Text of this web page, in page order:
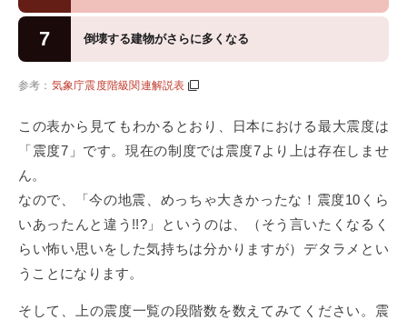
7 倒壊する建物がさらに多くなる
参考： 気象庁震度階級関連解説表
この表から見てもわかるとおり、日本における最大震度は
「震度7」です。現在の制度では震度7より上は存在しませ
ん。
なので、「今の地震、めっちゃ大きかったな！震度10くら
いあったんと違う!!?」というのは、（そう言いたくなるく
らい怖い思いをした気持ちは分かりますが）デタラメとい
うことになります。
そして、上の震度一覧の段階数を数えてみてください。震